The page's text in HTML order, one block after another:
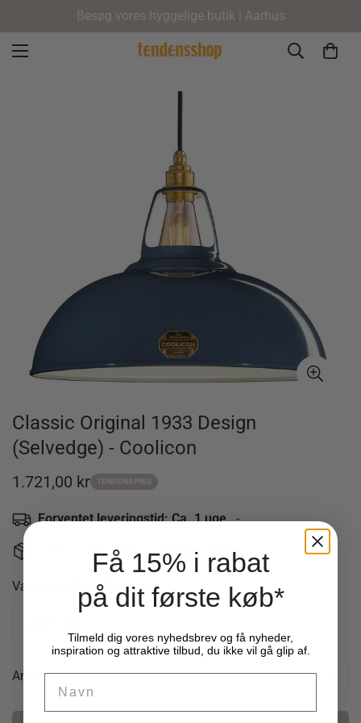
Besøg vores hyggelige butik i Aarhus
Classic Original 1933 Design
(Selvedge) - Coolicon
Udsalgspris
1.721,00 kr TENDENS PRIS
Forventet leveringstid: Ca. 1 uge -
Levering fra 49 kr. - 14 dages returret
Vælg størrelse: Ø22,8 cm.
Antal
Få 15% i rabat
på dit første køb*
Tilmeld dig vores nyhedsbrev og få nyheder,
inspiration og attraktive tilbud, du ikke vil gå glip af.